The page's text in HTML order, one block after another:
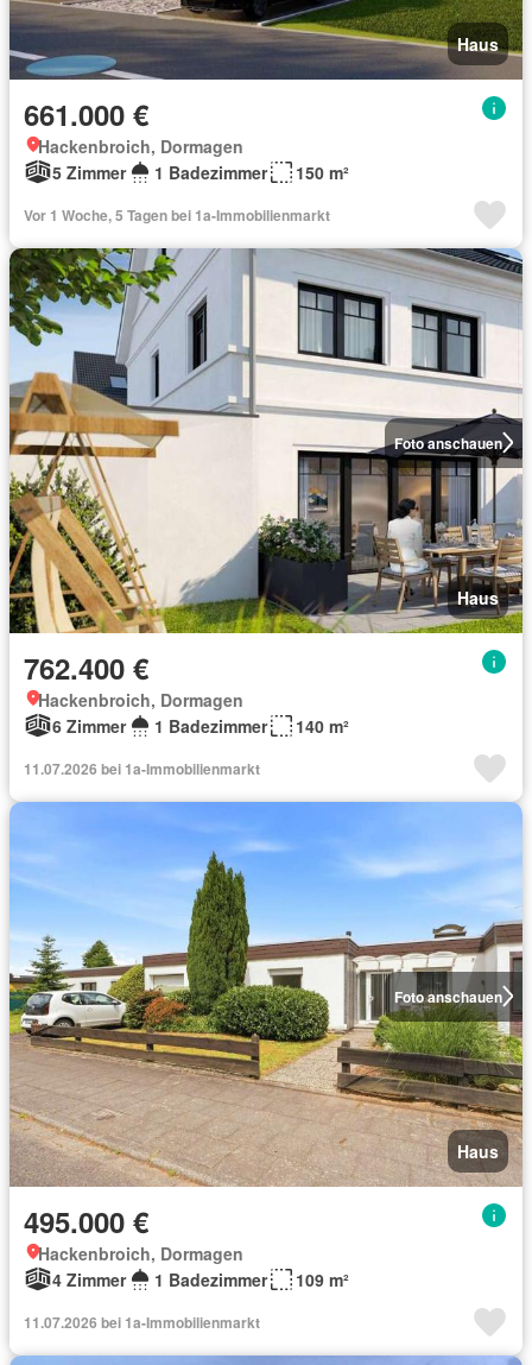
Haus
661.000 €
Hackenbroich, Dormagen
5 Zimmer
1 Badezimmer 150 m²
Vor 1 Woche, 5 Tagen bei 1a-Immobilienmarkt
Foto anschauen
Haus
762.400 €
Hackenbroich, Dormagen
6 Zimmer
1 Badezimmer 140 m²
11.07.2026 bei 1a-Immobilienmarkt
Foto anschauen
Haus
495.000 €
Hackenbroich, Dormagen
4 Zimmer
1 Badezimmer 109 m²
11.07.2026 bei 1a-Immobilienmarkt